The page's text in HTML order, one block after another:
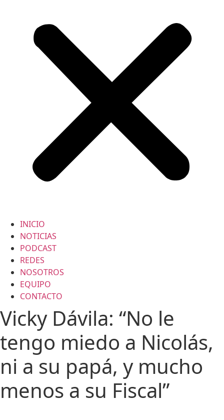
INICIO
NOTICIAS
PODCAST
REDES
NOSOTROS
EQUIPO
CONTACTO
Vicky Dávila: “No le
tengo miedo a Nicolás,
ni a su papá, y mucho
menos a su Fiscal”